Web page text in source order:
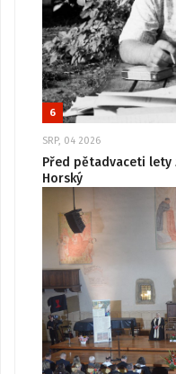
6
SRP, 04 2026
Před pětadvaceti lety
Horský